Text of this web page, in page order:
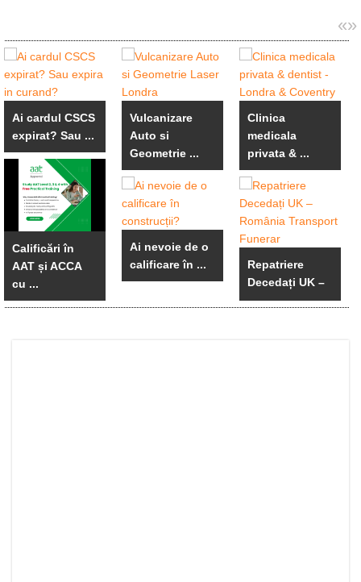
«»
Ai cardul CSCS
expirat? Sau ...
Calificări în
AAT și ACCA
cu ...
Vulcanizare
Auto si
Geometrie ...
Ai nevoie de o
calificare în ...
Clinica
medicala
privata & ...
Repatriere
Decedați UK –
...